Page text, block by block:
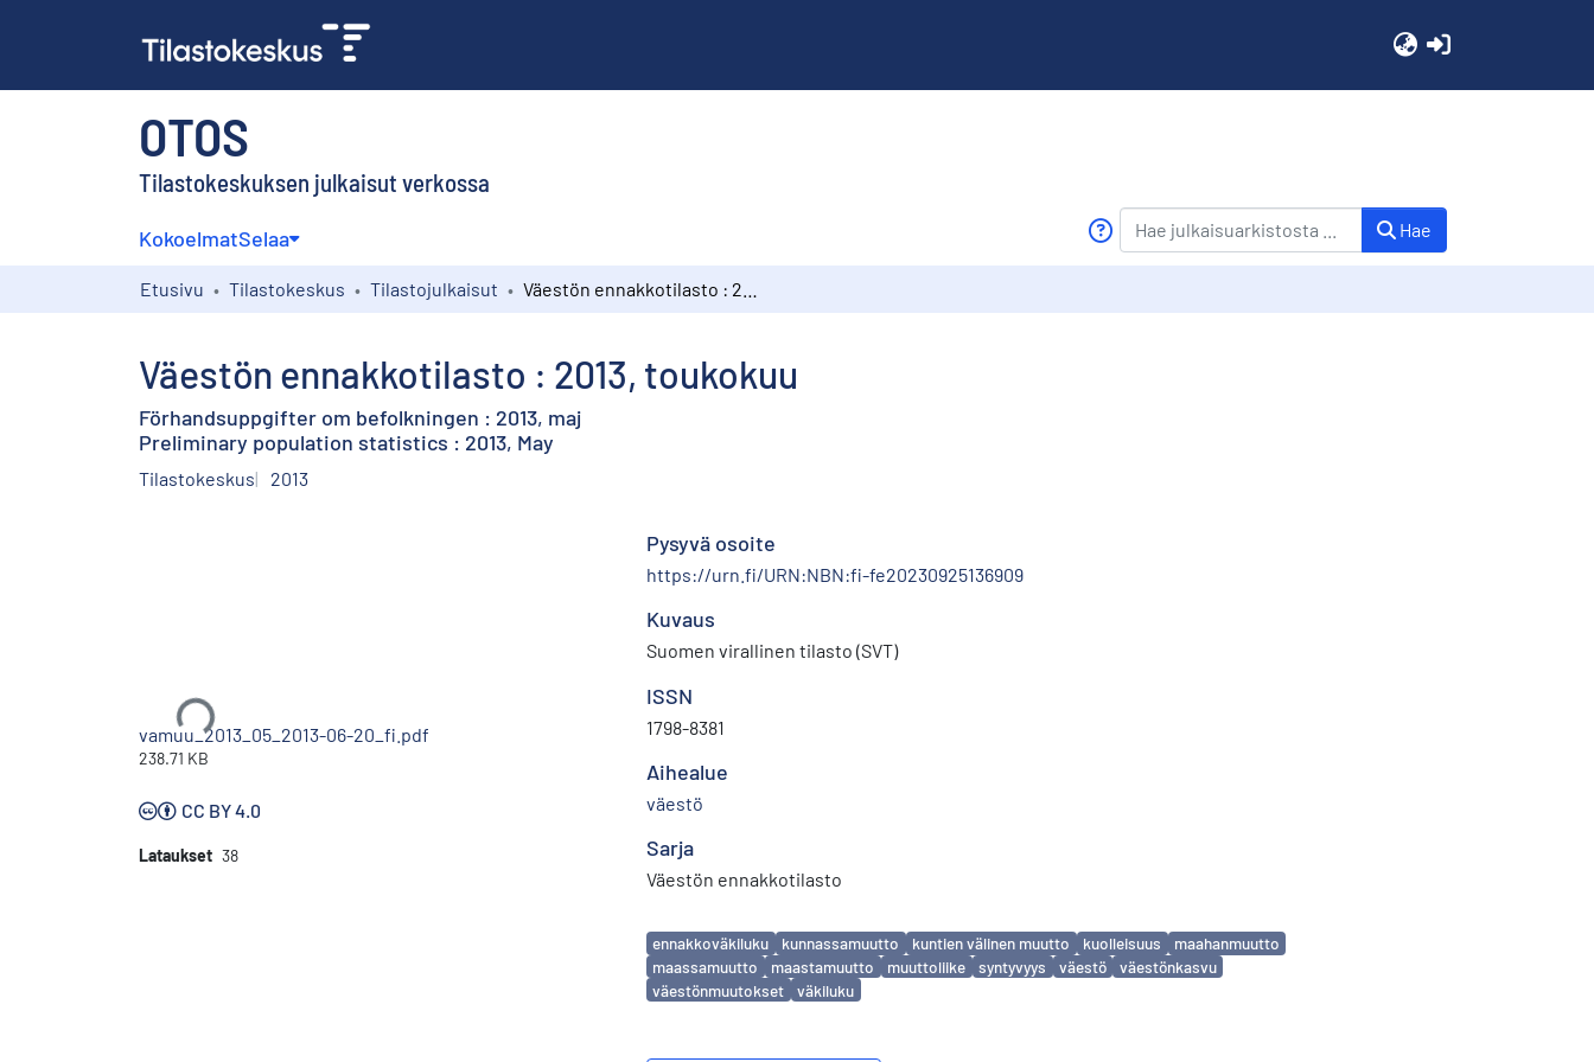
OTOS
Tilastokeskuksen julkaisut verkossa
KokoelmatSelaa Hae
Etusivu Tilastokeskus Tilastojulkaisut
Väestön ennakkotilasto : 2013, toukokuu
Förhandsuppgifter om befolkningen : 2013, maj
Preliminary population statistics : 2013, May
Tilastokeskus 2013
Ladataan...
vamuu_2013_05_2013-06-20_fi.pdf
238.71 KB
CC BY 4.0
Lataukset 38
Pysyvä osoite
https://urn.fi/URN:NBN:fi-fe20230925136909
Kuvaus
Suomen virallinen tilasto (SVT)
ISSN
1798-8381
Aihealue
väestö
Sarja
Väestön ennakkotilasto
Avainsanat
ennakkoväkiluku kunnassamuutto kuntien välinen muutto kuolleisuus
maahanmuutto
maassamuutto
maastamuutto muuttoliike syntyvyys väestö
väestönkasvu
väestönmuutokset
väkiluku